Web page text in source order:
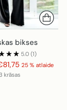
bikses
5.0 (1)
25 % atlaide
3 krāsas